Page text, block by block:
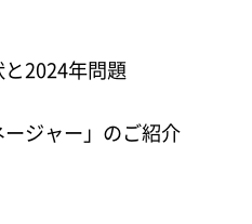
2024年問題
ジャー」のご紹介